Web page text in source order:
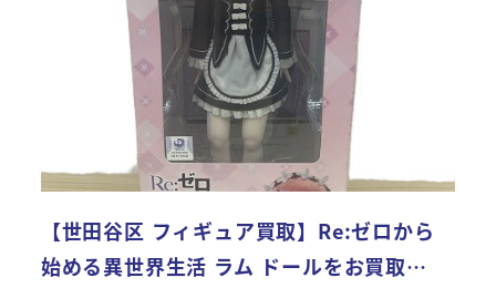
【世田谷区 フィギュア買取】Re:ゼロから
始める異世界生活 ラム ドールをお買取…